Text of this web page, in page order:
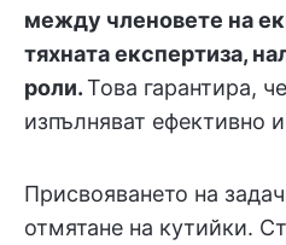
между членовете на
тяхната експертиза,
роли.Това гарантира,
изпълняват ефективно
Присвояването на
отмятане на кутийки.